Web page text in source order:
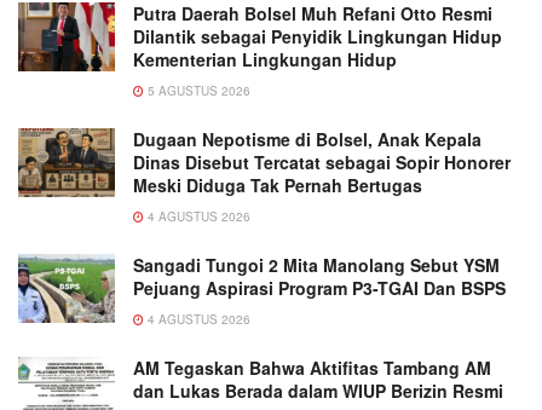
Putra Daerah Bolsel Muh Refani Otto Resmi
Dilantik sebagai Penyidik Lingkungan Hidup
Kementerian Lingkungan Hidup
5 AGUSTUS 2026
Dugaan Nepotisme di Bolsel, Anak Kepala
Dinas Disebut Tercatat sebagai Sopir Honorer
Meski Diduga Tak Pernah Bertugas
4 AGUSTUS 2026
Sangadi Tungoi 2 Mita Manolang Sebut YSM
Pejuang Aspirasi Program P3-TGAI Dan BSPS
4 AGUSTUS 2026
AM Tegaskan Bahwa Aktifitas Tambang AM
dan Lukas Berada dalam WIUP Berizin Resmi